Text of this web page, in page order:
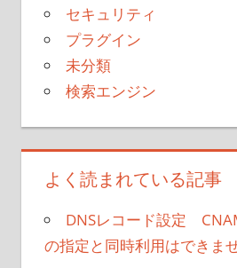
セキュリティ
プラグイン
未分類
検索エンジン
よく読まれている記事
DNSレコード設定
の指定と同時利用はできませ